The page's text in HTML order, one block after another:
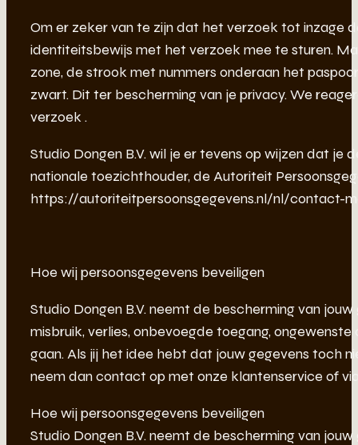
Om er zeker van te zijn dat het verzoek tot inzage
identiteitsbewijs met het verzoek mee te sturen.
zone, de strook met nummers onderaan het
zwart. Dit ter bescherming van je privacy. We
verzoek .
Studio Dongen B.V. wil je er tevens op wijzen dat
nationale toezichthouder, de Autoriteit
https://autoriteitpersoonsgegevens.nl/nl/contact-
Hoe wij persoonsgegevens beveiligen
Studio Dongen B.V. neemt de bescherming van
misbruik, verlies, onbevoegde toegang,
gaan. Als jij het idee hebt dat jouw gegevens toch
neem dan contact op met onze klantenservice of
Hoe wij persoonsgegevens beveiligen
Studio Dongen B.V. neemt de bescherming van